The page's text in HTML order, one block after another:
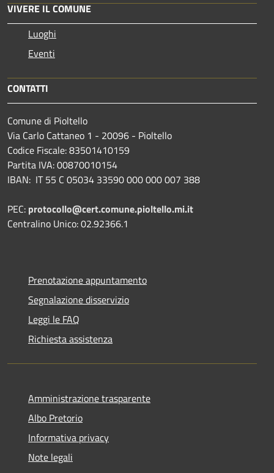
VIVERE IL COMUNE
Luoghi
Eventi
CONTATTI
Comune di Pioltello
Via Carlo Cattaneo 1 - 20096 - Pioltello
Codice Fiscale: 83501410159
Partita IVA: 00870010154
IBAN: IT 55 C 05034 33590 000 000 007 388
PEC: protocollo@cert.comune.pioltello.mi.it
Centralino Unico: 02.92366.1
Prenotazione appuntamento
Segnalazione disservizio
Leggi le FAQ
Richiesta assistenza
Amministrazione trasparente
Albo Pretorio
Informativa privacy
Note legali